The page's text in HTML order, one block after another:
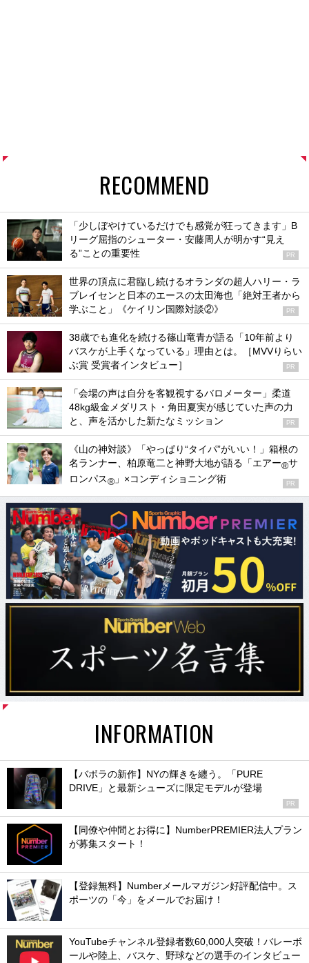
RECOMMEND
「少しぼやけているだけでも感覚が狂ってきます」B
リーグ屈指のシューター・安藤周人が明かす“見え
る”ことの重要性
PR
世界の頂点に君臨し続けるオランダの超人ハリー・ラ
ブレイセンと日本のエースの太田海也「絶対王者から
学ぶこと」《ケイリン国際対談②》
PR
38歳でも進化を続ける篠山竜青が語る「10年前より
バスケが上手くなっている」理由とは。［MVVりらい
ぶ賞 受賞者インタビュー］
PR
「会場の声は自分を客観視するバロメーター」柔道
48kg級金メダリスト・角田夏実が感じていた声の力
と、声を活かした新たなミッション
PR
《山の神対談》「やっぱり“タイパ”がいい！」箱根の
名ランナー、柏原竜二と神野大地が語る「エアー®サ
ロンパス® 」×コンディショニング術 PR
INFORMATION
【バボラの新作】NYの輝きを纏う。「PURE
DRIVE」と最新シューズに限定モデルが登場
PR
【同僚や仲間とお得に】NumberPREMIER法人プラン
が募集スタート！
【登録無料】Numberメールマガジン好評配信中。ス
ポーツの「今」をメールでお届け！
YouTubeチャンネル登録者数60,000人突破！バレーボ
ールや陸上、バスケ、野球などの選手のインタビュー